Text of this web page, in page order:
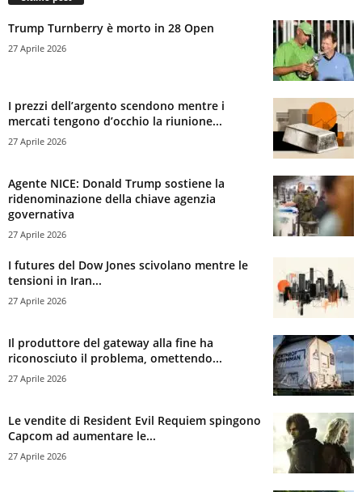
Trump Turnberry è morto in 28 Open
27 Aprile 2026
I prezzi dell’argento scendono mentre i
mercati tengono d’occhio la riunione...
27 Aprile 2026
Agente NICE: Donald Trump sostiene la
ridenominazione della chiave agenzia
governativa
27 Aprile 2026
I futures del Dow Jones scivolano mentre le
tensioni in Iran...
27 Aprile 2026
Il produttore del gateway alla fine ha
riconosciuto il problema, omettendo...
27 Aprile 2026
Le vendite di Resident Evil Requiem spingono
Capcom ad aumentare le...
27 Aprile 2026